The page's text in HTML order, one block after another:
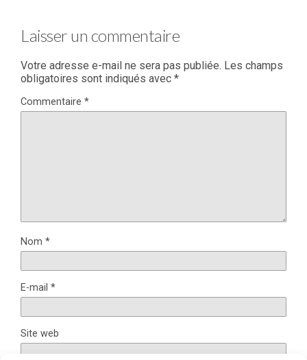
Laisser un commentaire
Votre adresse e-mail ne sera pas publiée. Les champs
obligatoires sont indiqués avec *
Commentaire *
Nom *
E-mail *
Site web